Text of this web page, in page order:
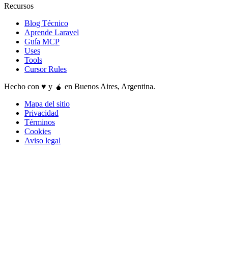
Recursos
Blog Técnico
Aprende Laravel
Guía MCP
Uses
Tools
Cursor Rules
Hecho con ♥️ y 🧉 en Buenos Aires, Argentina.
Mapa del sitio
Privacidad
Términos
Cookies
Aviso legal